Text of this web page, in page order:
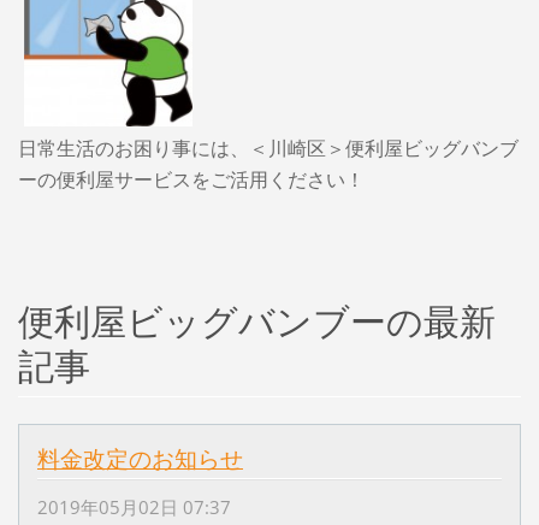
日常生活のお困り事には、＜川崎区＞便利屋ビッグバンブ
ーの便利屋サービスをご活用ください！
便利屋ビッグバンブーの最新
記事
料金改定のお知らせ
2019年05月02日 07:37